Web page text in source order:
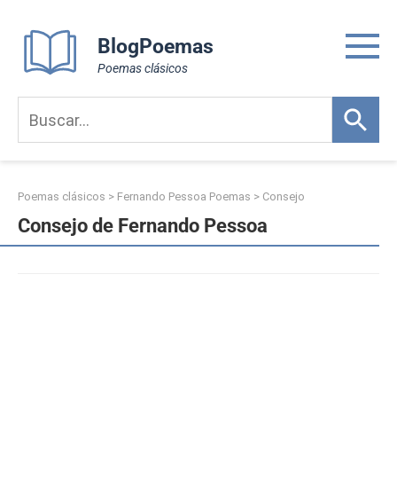
content
BlogPoemas
Poemas clásicos
Poemas clásicos > Fernando Pessoa Poemas > Consejo
Consejo de Fernando Pessoa